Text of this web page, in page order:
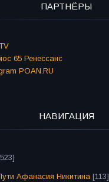
ПАРТНЁРЫ
65 Ренессанс
POAN.RU
НАВИГАЦИЯ
Афанасия Никитина [113]